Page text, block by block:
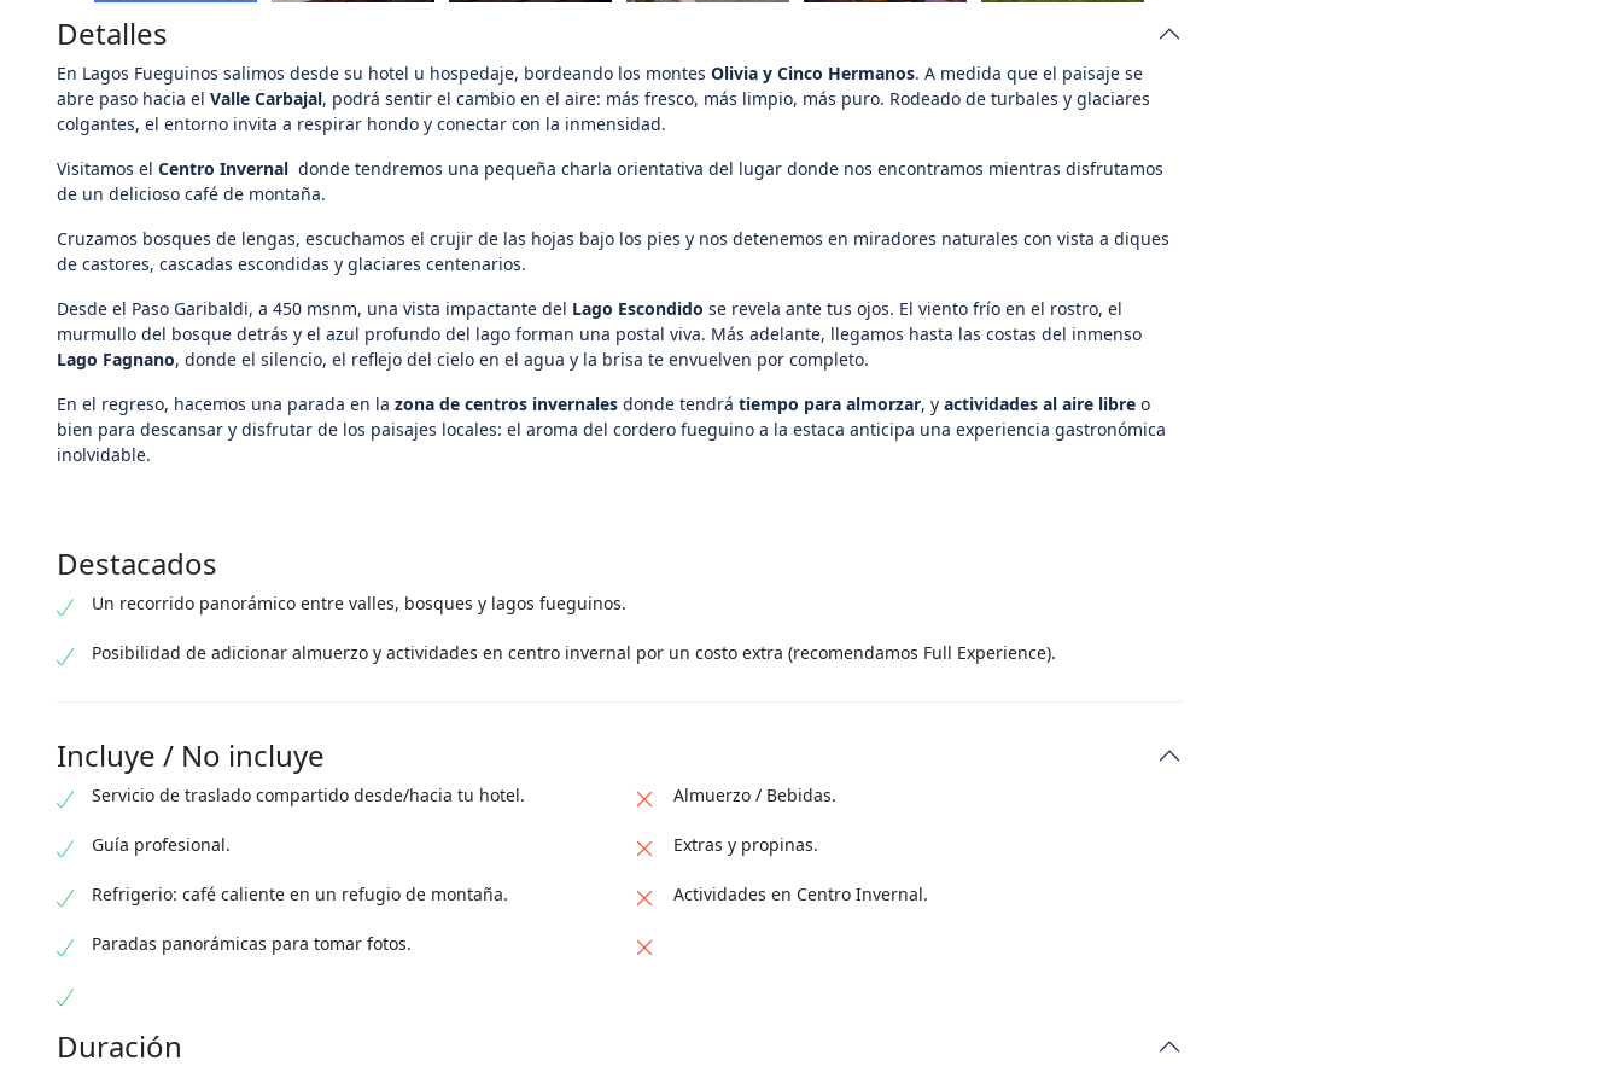
Detalles
En Lagos Fueguinos salimos desde su hotel u hospedaje, bordeando los montes Olivia y Cinco Hermanos. A medida que el paisaje se
abre paso hacia el Valle Carbajal, podrá sentir el cambio en el aire: más fresco, más limpio, más puro. Rodeado de turbales y glaciares
colgantes, el entorno invita a respirar hondo y conectar con la inmensidad.
Visitamos el Centro Invernal donde tendremos una pequeña charla orientativa del lugar donde nos encontramos mientras disfrutamos
de un delicioso café de montaña.
Cruzamos bosques de lengas, escuchamos el crujir de las hojas bajo los pies y nos detenemos en miradores naturales con vista a diques
de castores, cascadas escondidas y glaciares centenarios.
Desde el Paso Garibaldi, a 450 msnm, una vista impactante del Lago Escondido se revela ante tus ojos. El viento frío en el rostro, el
murmullo del bosque detrás y el azul profundo del lago forman una postal viva. Más adelante, llegamos hasta las costas del inmenso
Lago Fagnano, donde el silencio, el reflejo del cielo en el agua y la brisa te envuelven por completo.
En el regreso, hacemos una parada en la zona de centros invernales donde tendrá tiempo para almorzar, y actividades al aire libre o
bien para descansar y disfrutar de los paisajes locales: el aroma del cordero fueguino a la estaca anticipa una experiencia gastronómica
inolvidable.
Destacados
Un recorrido panorámico entre valles, bosques y lagos fueguinos.
Posibilidad de adicionar almuerzo y actividades en centro invernal por un costo extra (recomendamos Full Experience).
Incluye / No incluye
Servicio de traslado compartido desde/hacia tu hotel.
Guía profesional.
Refrigerio: café caliente en un refugio de montaña.
Paradas panorámicas para tomar fotos.
Almuerzo / Bebidas.
Extras y propinas.
Actividades en Centro Invernal.
Duración